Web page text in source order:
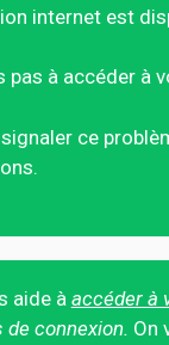
internet est
pas à accéder
signaler ce
aide à accéder à
connexion. On